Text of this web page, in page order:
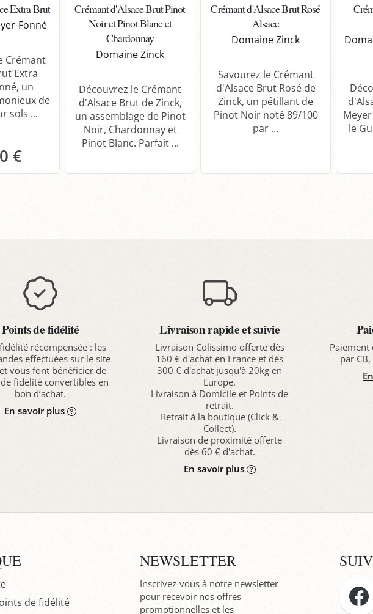
Extra Brut
Fonné
Crémant
Extra
un
de
sols ...
€
Crémant d'Alsace Brut Pinot
Noir et Pinot Blanc et
Chardonnay
Domaine Zinck
Découvrez le Crémant
d'Alsace Brut de Zinck,
un assemblage de Pinot
Noir, Chardonnay et
Pinot Blanc. Parfait ...
Crémant d'Alsace Brut Rosé
Alsace
Domaine Zinck
Savourez le Crémant
d'Alsace Brut Rosé de
Zinck, un pétillant de
Pinot Noir noté 89/100
par ...
le
Points de fidélité
récompensée : les
effectuées sur le site
vous font bénéficier de
fidélité convertibles en
bon d’achat.
En savoir plus
Livraison rapide et suivie
Livraison Colissimo offerte dès
160 € d'achat en France et dès
300 € d'achat jusqu'à 20kg en
Europe.
Livraison à Domicile et Points de
retrait.
Retrait à la boutique (Click &
Collect).
Livraison de proximité offerte
dès 60 € d'achat.
En savoir plus
Paiement
par
de fidélité
NEWSLETTER
Inscrivez-vous à notre newsletter
pour recevoir nos offres
promotionnelles et les